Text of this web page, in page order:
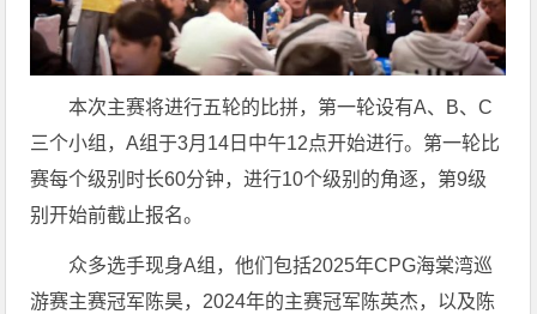
本次主赛将进行五轮的比拼，第一轮设有A、B、C
三个小组，A组于3月14日中午12点开始进行。第一轮比
赛每个级别时长60分钟，进行10个级别的角逐，第9级
别开始前截止报名。
众多选手现身A组，他们包括2025年CPG海棠湾巡
游赛主赛冠军陈昊，2024年的主赛冠军陈英杰，以及陈